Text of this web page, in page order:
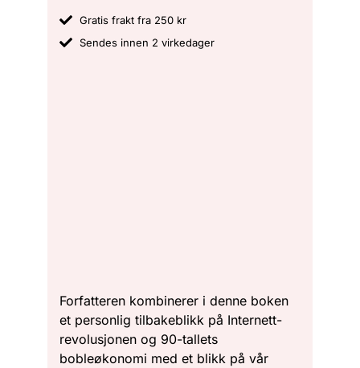
Gratis frakt fra 250 kr
Sendes innen 2 virkedager
Forfatteren kombinerer i denne boken
et personlig tilbakeblikk på Internett-
revolusjonen og 90-tallets
bobleøkonomi med et blikk på vår